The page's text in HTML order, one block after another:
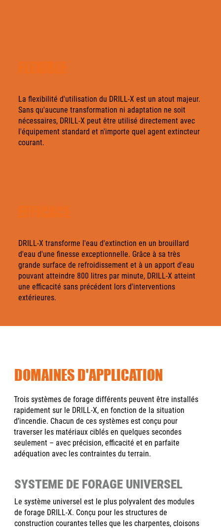
La flexibilité d'utilisation du DRILL-X est un atout majeur.
Sans qu'aucune transformation ni adaptation ne soit
nécessaires, DRILL-X peut être utilisé directement avec
l'équipement standard et n'importe quel agent extincteur
courant.
DRILL-X transforme l'eau d'extinction en un brouillard
d'eau d'une finesse exceptionnelle. Grâce à sa très
grande surface de refroidissement et à un apport d'eau
pouvant atteindre 800 litres par minute, DRILL-X atteint
une efficacité sans précédent lors d'interventions
extérieures.
DOMAINES D'APPLICATION
Trois systèmes de forage différents peuvent être installés
rapidement sur le DRILL-X, en fonction de la situation
d’incendie. Chacun de ces systèmes est conçu pour
traverser les matériaux ciblés en quelques secondes
seulement – avec précision, efficacité et en parfaite
adéquation avec les contraintes du terrain.
SYSTEME DE FORAGE UNIVERSEL
Le système universel est le plus polyvalent des modules
de forage DRILL-X. Conçu pour les structures de
construction courantes telles que les charpentes, cloisons